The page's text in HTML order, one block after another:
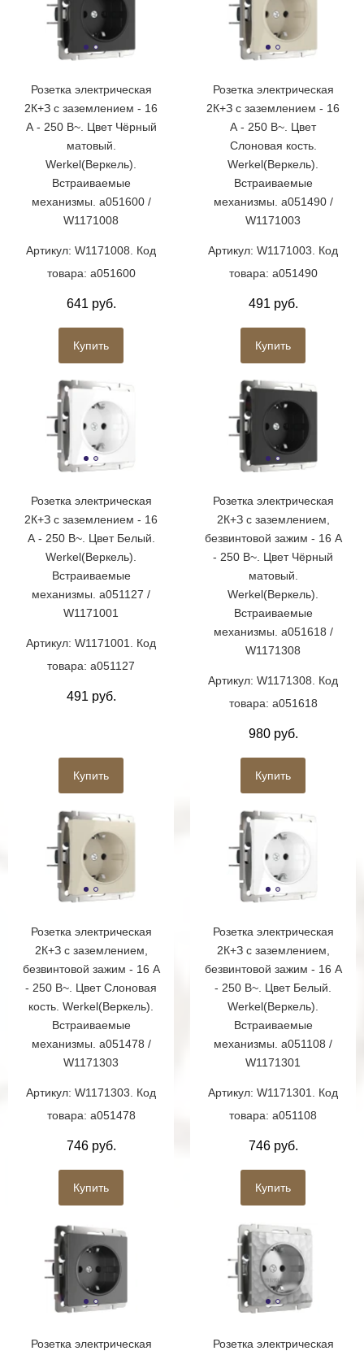
Розетка электрическая
2К+З с заземлением - 16
А - 250 В~. Цвет Чёрный
матовый.
Werkel(Веркель).
Встраиваемые
механизмы. a051600 /
W1171008
Артикул: W1171008. Код
товара: a051600
641 руб.
Купить
Розетка электрическая
2К+З с заземлением - 16
А - 250 В~. Цвет
Слоновая кость.
Werkel(Веркель).
Встраиваемые
механизмы. a051490 /
W1171003
Артикул: W1171003. Код
товара: a051490
491 руб.
Купить
Розетка электрическая
2К+З с заземлением - 16
А - 250 В~. Цвет Белый.
Werkel(Веркель).
Встраиваемые
механизмы. a051127 /
W1171001
Артикул: W1171001. Код
товара: a051127
491 руб.
Купить
Розетка электрическая
2К+З с заземлением,
безвинтовой зажим - 16 А
- 250 В~. Цвет Чёрный
матовый.
Werkel(Веркель).
Встраиваемые
механизмы. a051618 /
W1171308
Артикул: W1171308. Код
товара: a051618
980 руб.
Купить
Розетка электрическая
2К+З с заземлением,
безвинтовой зажим - 16 А
- 250 В~. Цвет Слоновая
кость. Werkel(Веркель).
Встраиваемые
механизмы. a051478 /
W1171303
Артикул: W1171303. Код
товара: a051478
746 руб.
Купить
Розетка электрическая
2К+З с заземлением,
безвинтовой зажим - 16 А
- 250 В~. Цвет Белый.
Werkel(Веркель).
Встраиваемые
механизмы. a051108 /
W1171301
Артикул: W1171301. Код
товара: a051108
746 руб.
Купить
Розетка электрическая
Розетка электрическая